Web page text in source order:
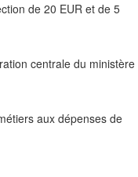
de 20 EUR et de 5
centrale du ministère
aux dépenses de